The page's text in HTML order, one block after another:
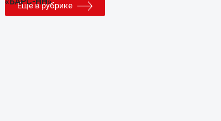
Еще в рубрике